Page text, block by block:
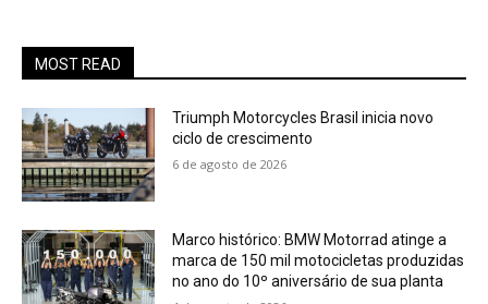
MOST READ
Triumph Motorcycles Brasil inicia novo
ciclo de crescimento
6 de agosto de 2026
Marco histórico: BMW Motorrad atinge a
marca de 150 mil motocicletas produzidas
no ano do 10º aniversário de sua planta